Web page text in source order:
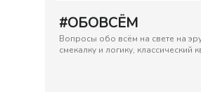
#ОБОВСЁМ
Вопросы обо всём на свете на
смекалку и логику, классический